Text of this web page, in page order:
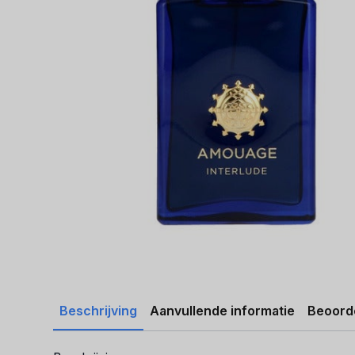
Beschrijving Aanvullende informatie